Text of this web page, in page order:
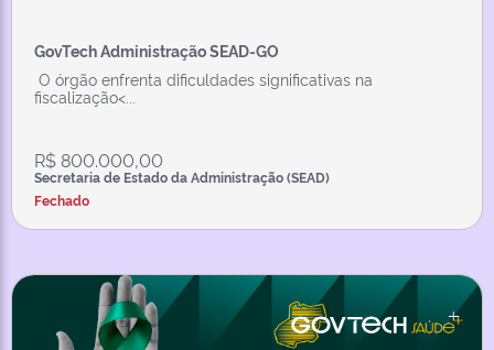
GovTech Administração SEAD-GO
O órgão enfrenta dificuldades significativas na
fiscalização<...
R$ 800.000,00
Secretaria de Estado da Administração (SEAD)
Fechado